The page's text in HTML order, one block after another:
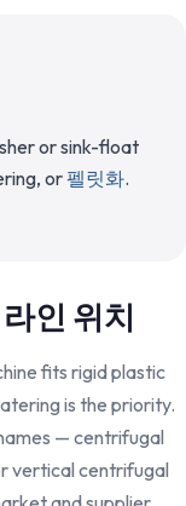
or sink-float
or펠릿화.
인 위치
fits rigid plastic
is the priority.
— centrifugal
vertical centrifugal